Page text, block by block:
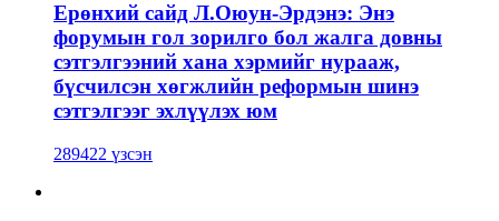
Ерөнхий сайд Л.Оюун-Эрдэнэ: Энэ
форумын гол зорилго бол жалга довны
сэтгэлгээний хана хэрмийг нурааж,
бүсчилсэн хөгжлийн реформын шинэ
сэтгэлгээг эхлүүлэх юм
289422 үзсэн